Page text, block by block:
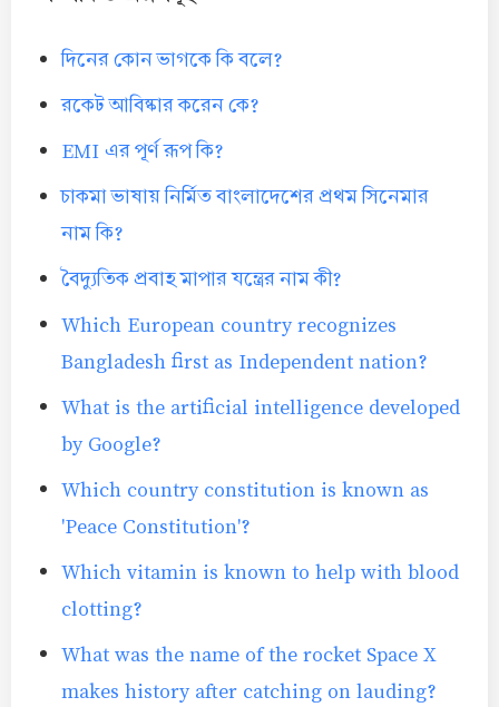
দিনের কোন ভাগকে কি বলে?
রকেট আবিষ্কার করেন কে?
EMI এর পূর্ণ রূপ কি?
চাকমা ভাষায় নির্মিত বাংলাদেশের প্রথম সিনেমার
নাম কি?
বৈদ্যুতিক প্রবাহ মাপার যন্ত্রের নাম কী?
Which European country recognizes
Bangladesh first as Independent nation?
What is the artificial intelligence developed
by Google?
Which country constitution is known as
'Peace Constitution'?
Which vitamin is known to help with blood
clotting?
What was the name of the rocket Space X
makes history after catching on lauding?